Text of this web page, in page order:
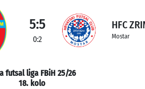
5:5
0:2
HFC
Mostar
futsal liga FBiH 25/26
18. kolo